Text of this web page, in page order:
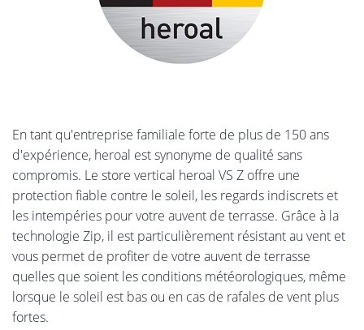
En tant qu'entreprise familiale forte de plus de 150 ans
d'expérience, heroal est synonyme de qualité sans
compromis. Le store vertical heroal VS Z offre une
protection fiable contre le soleil, les regards indiscrets et
les intempéries pour votre auvent de terrasse. Grâce à la
technologie Zip, il est particulièrement résistant au vent et
vous permet de profiter de votre auvent de terrasse
quelles que soient les conditions météorologiques, même
lorsque le soleil est bas ou en cas de rafales de vent plus
fortes.